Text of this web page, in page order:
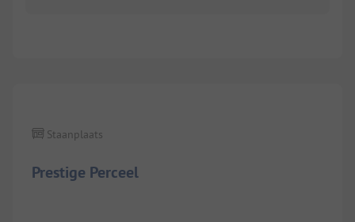
Prestige Perceel
Staanplaats